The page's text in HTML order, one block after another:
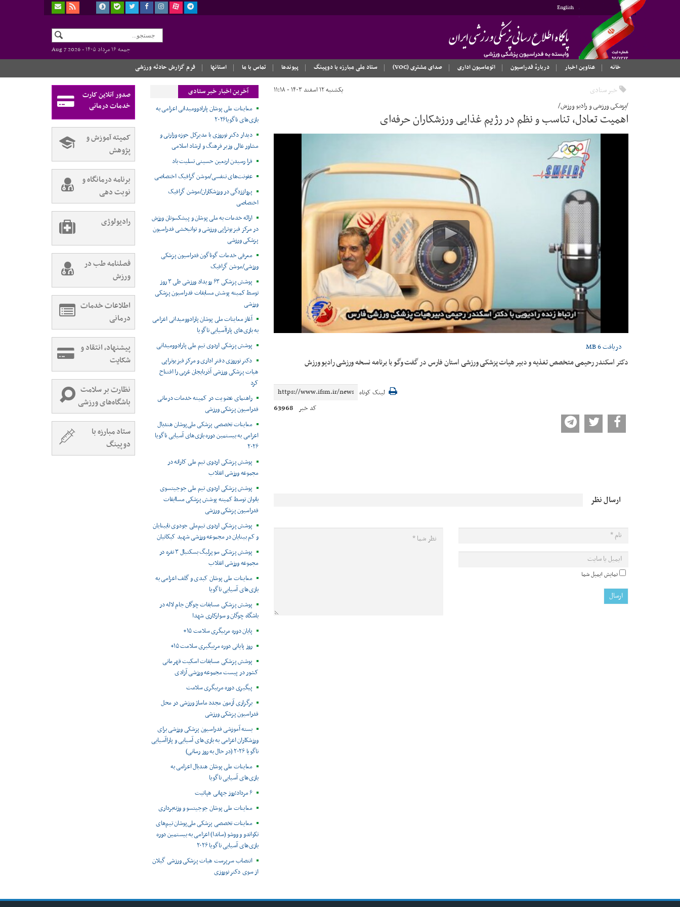
English
جمعه ۱۶ مرداد ۱۴۰۵ -
Aug 7 2026
خانه
عناوین اخبار دربارهٔ فدراسیون اتوماسیون اداری صدای مشتری (VOC) ستاد ملی مبارزه با دوپینگ پیوندها تماس با ما استانها فرم گزارش حادثه ورزشی
خبر ستادی یکشنبه ۱۲ اسفند ۱۴۰۳ - ۱۱:۱۸
/پزشکی ورزشی و رادیو ورزش/
اهمیت تعادل، تناسب و نظم در رژیم غذایی ورزشکاران حرفه‌ای
دریافت6 MB
دکتر اسکندر رحیمی متخصص تغذیه و دبیر هیات پزشکی ورزشی استان فارس در گفت وگو با برنامه نسخه ورزشی رادیو ورزش
لینک کوتاه
کد خبر 63968
ارسال نظر
نمایش ایمیل شما
آخرین اخبار خبر ستادی
معاینات ملی پوشان پارادوومیدانی اعزامی به
بازی‌های ناگویا۲۰۲۶
دیدار دکتر نوروزی با مدیرکل حوزه وزارتی و
مشاور عالی وزیر فرهنگ و ارشاد اسلامی
فرا رسیدن اربعین حسینی تسلیت باد
عفونت‌های تنفسی/موشن گرافیک اختصاصی
پرواززدگی در ورزشکاران/موشن گرافیک
اختصاصی
ارائه خدمات به ملی پوشان و پیشکسوتان ورزش
در مرکز فیزیوتراپی ورزشی و توانبخشی فدراسیون
پزشکی ورزشی
معرفی خدمات گوناگون فدراسیون پزشکی
ورزشی/موشن گرافیک
پوشش پزشکی ۶۳ رویداد ورزشی طی ۳ روز
توسط کمیته پوشش مسابقات فدراسیون پزشکی
ورزشی
آغاز معاینات ملی پوشان پارادوومیدانی اعزامی
به بازی‌های پاراآسیایی ناگویا
پوشش پزشکی اردوی تیم ملی پارادوومیدانی
دکتر نوروزی دفتر اداری و مرکز فیزیوتراپی
هیات پزشکی ورزشی آذربایجان غربی را افتتاح
کرد
راهنمای عضویت در کمیته خدمات درمانی
فدراسیون پزشکی ورزشی
معاینات تخصصی پزشکی ملی‌پوشان هندبال
اعزامی به بیستمین دوره بازی‌های آسیایی ناگویا
۲۰۲۶
پوشش پزشکی اردوی تیم ملی کاراته در
مجموعه ورزشی انقلاب
پوشش پزشکی اردوی تیم ملی جوجیتسوی
بانوان توسط کمیته پوشش پزشکی مساابقات
فدراسیون پزشکی ورزشی
پوشش پزشکی اردوی تیم‌ملی جودوی نابینایان
و کم بینایان در مجموعه ورزشی شهید کبکانیان
پوشش پزشکی سوپرلیگ بسکتبال ۳ نفره در
مجموعه ورزشی انقلاب
معاینات ملی پوشان کبدی و گلف اعزامی به
بازی‌های آسیایی ناگویا
پوشش پزشکی مسابقات چوگان جام لاله در
باشگاه چوگان و سوارکاری شهدا
پایان دوره مربیگری سلامت ۱۵+
روز پایانی دوره مربیگیری سلامت ۱۵+
پوشش پزشکی مسابقات اسکیت قهرمانی
کشور در پیست مجموعه ورزشی آزادی
پیگیری دوره مربیگری سلامت
برگزاری آزمون مجدد ماساژ ورزشی در محل
فدراسیون پزشکی ورزشی
بسته آموزشی فدراسیون پزشکی ورزشی برای
ورزشکاران اعزامی به بازی‌های آسیایی و پاراآسیایی
ناگویا ۲۰۲۶ (در حال به روز رسانی)
معاینات ملی پوشان هندبال اعزامی به
بازی‌های آسیایی ناگویا
۶ مرداد؛روز جهانی هپاتیت
معاینات ملی پوشان جوجیتسو و وزنه‌برداری
معاینات تخصصی پزشکی ملی‌پوشان تیم‌های
تکواندو و ووشو (ساندا) اعزامی به بیستمین دوره
بازی‌های آسیایی ناگویا ۲۰۲۶
انتصاب سرپرست هیات پزشکی ورزشی گیلان
از سوی دکتر نوروزی
صدور آنلاین کارت
خدمات درمانی
کمیته آموزش و
پژوهش
برنامه درمانگاه و
نوبت دهی
رادیولوژی
فصلنامه طب در
ورزش
اطلاعات خدمات
درمانی
پیشنهاد، انتقاد و
شکایت
نظارت بر سلامت
باشگاه‌های ورزشی
ستاد مبارزه با
دوپینگ